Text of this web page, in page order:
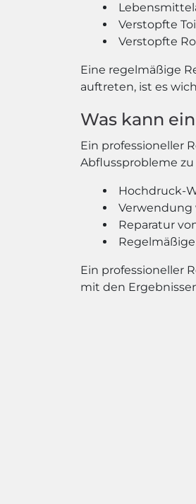
Verstopfte
Verstopfte
Eine regelmäßige
auftreten, ist es
Was kann
Ein professioneller
Abflussprobleme
Hochdruck-
Verwendung
Reparatur
Ein professioneller
mit den